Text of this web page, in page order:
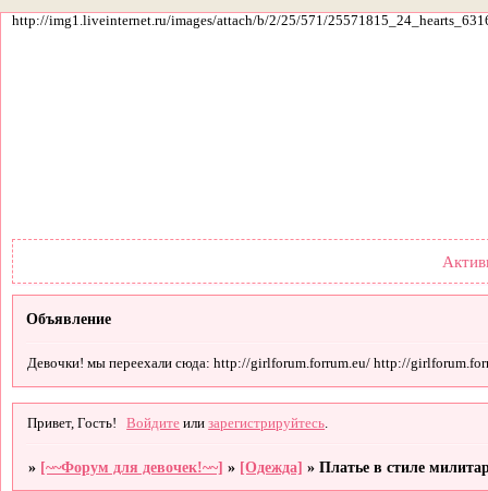
http://img1.liveinternet.ru/images/attach/b/2/25/571/
Объявление
Девочки! мы переехали сюда: http://girlforum.forrum.eu/ http://
Привет, Гость! Войдите илизарегистрируйтесь
» [~~Форум для девочек!~~] » [Одежда] »Платье в стиле